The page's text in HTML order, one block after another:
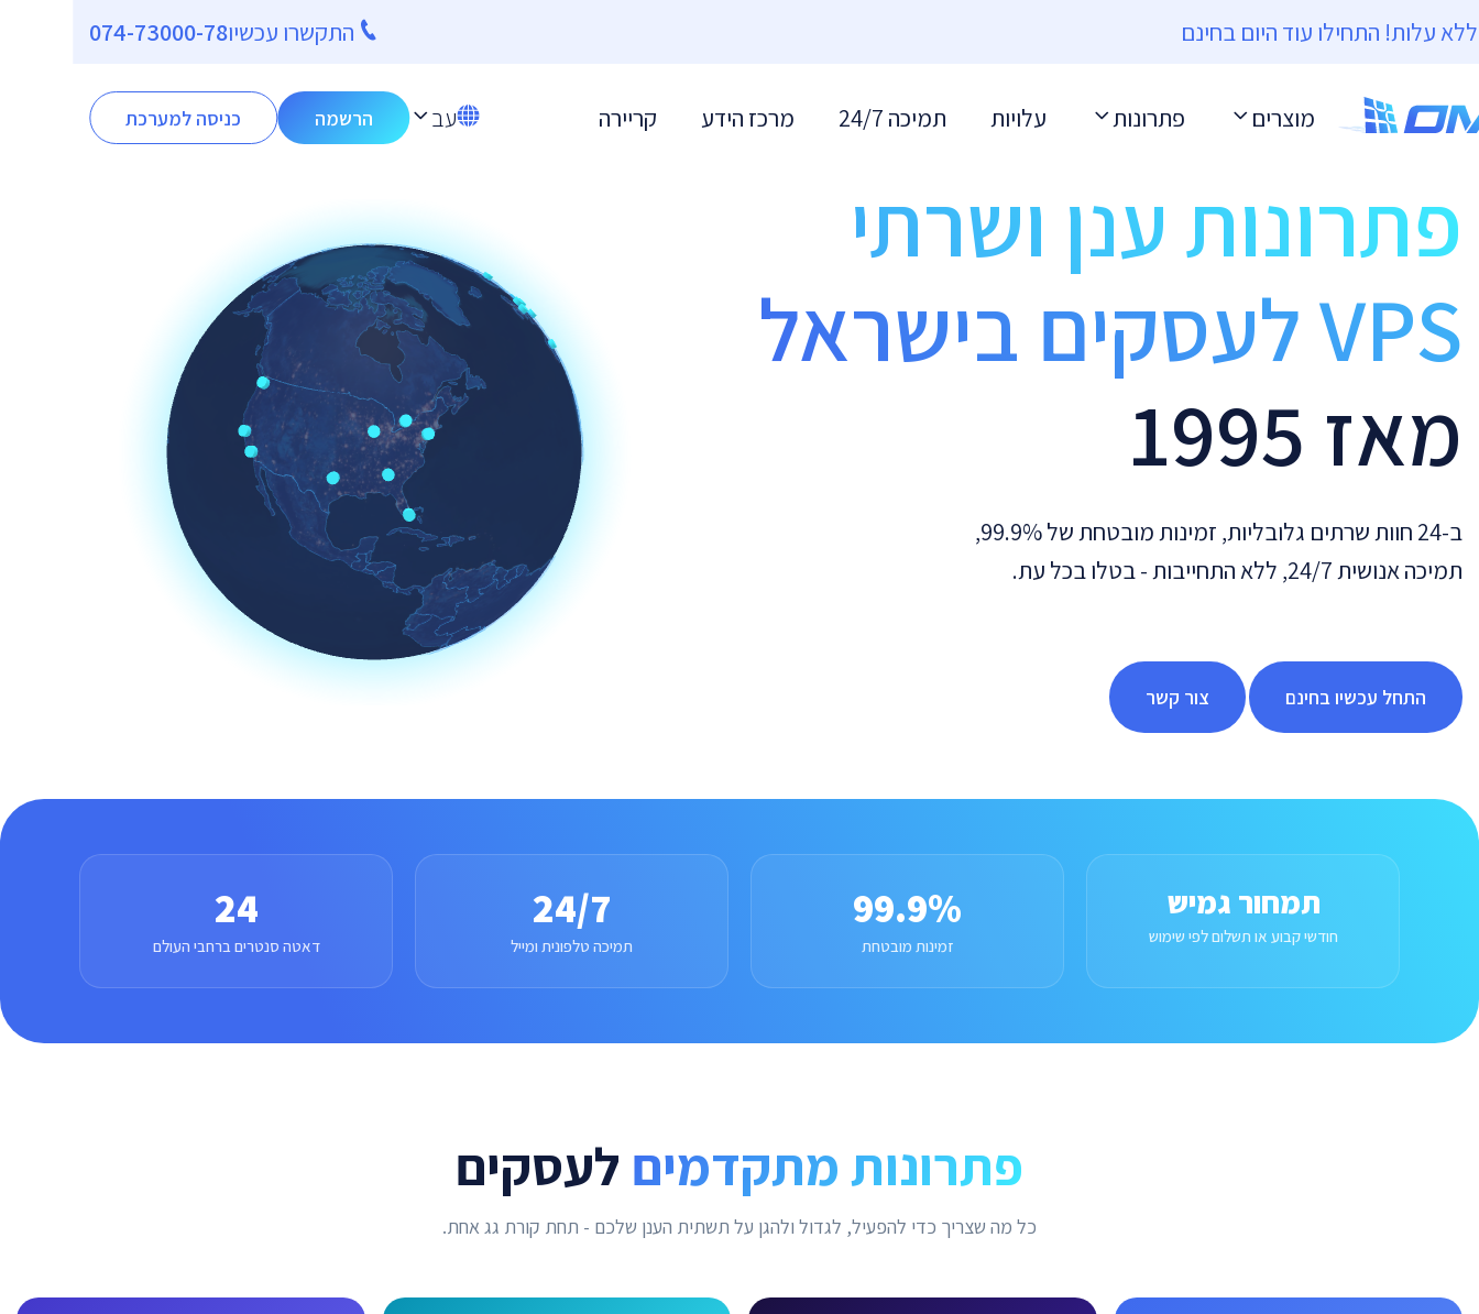
התקשרו עכשיו074-73000-78
מוצרים פתרונות עלויות תמיכה 24/7 מרכז הידע קריירה עב הרשמה כניסה למערכת
פתרונות ענן ושרתי
VPS לעסקים בישראל
מאז 1995
ב-24 חוות שרתים גלובליות, זמינות מובטחת של 99.9%,
תמיכה אנושית 24/7, ללא התחייבות - בטלו בכל עת.
התחל עכשיו בחינם צור קשר
תמחור גמיש
חודשי קבוע או תשלום לפי שימוש
99.9%
זמינות מובטחת
24/7
תמיכה טלפונית ומייל
24
דאטה סנטרים ברחבי העולם
פתרונות מתקדמים לעסקים
כל מה שצריך כדי להפעיל, לגדול ולהגן על תשתית הענן שלכם - תחת קורת גג אחת.